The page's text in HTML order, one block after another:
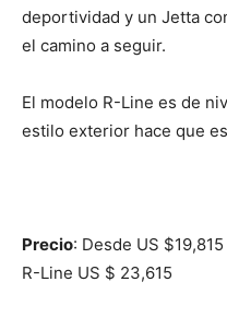
deportividad y un Jetta
el camino a seguir.
El modelo R-Line es de
estilo exterior hace que
Precio: Desde US
R-Line US $ 23,615